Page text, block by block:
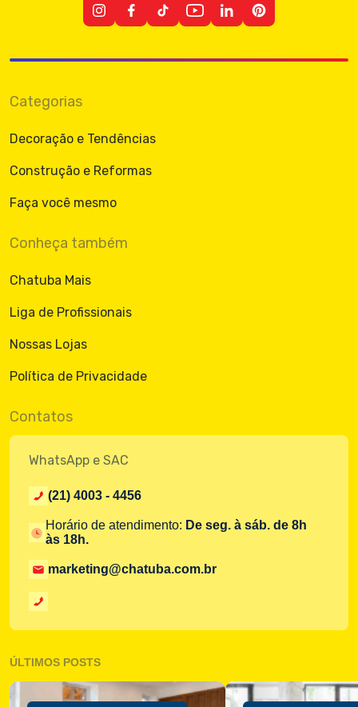
Categorias
Decoração e Tendências
Construção e Reformas
Faça você mesmo
Conheça também
Chatuba Mais
Liga de Profissionais
Nossas Lojas
Política de Privacidade
Contatos
WhatsApp e SAC
(21) 4003 - 4456
Horário de atendimento: De seg. à sáb. de 8h
às 18h.
marketing@chatuba.com.br
ÚLTIMOS POSTS